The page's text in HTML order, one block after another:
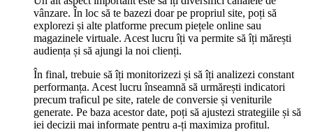
vânzare. În loc să te bazezi doar pe propriul site, poți să
explorezi și alte platforme precum piețele online sau
magazinele virtuale. Acest lucru îți va permite să îți mărești
audiența și să ajungi la noi clienți.
În final, trebuie să îți monitorizezi și să îți analizezi constant
performanța. Acest lucru înseamnă să urmărești indicatori
precum traficul pe site, ratele de conversie și veniturile
generate. Pe baza acestor date, poți să ajustezi strategiile și să
iei decizii mai informate pentru a-ți maximiza profitul.